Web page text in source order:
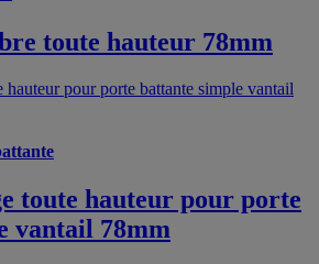
toute hauteur 78mm
toute hauteur pour porte
vantail 78mm